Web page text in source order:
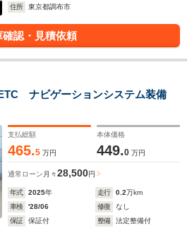
住所
東京都調布市
確認・見積依頼
ナビゲーションシステム装備
支払総額
465.5 万円
本体価格
449.0 万円
通常ローン 月々28,500円
年式 2025年 走行 0.2万km
車検
'28/06 修復
なし
保証
保証付 整備
法定整備付